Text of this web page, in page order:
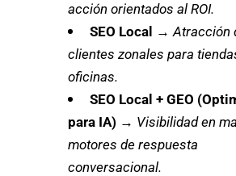
acción orientados al ROI.
SEO Local →Atracción
clientes zonales para
oficinas.
SEO Local + GEO
para IA) → Visibilidad en
motores de respuesta
conversacional.